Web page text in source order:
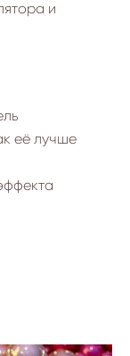
и
её лучше